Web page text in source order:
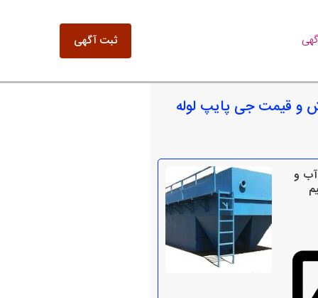
ثبت آگهی
و قیمت جی پایپ لوله
آب و